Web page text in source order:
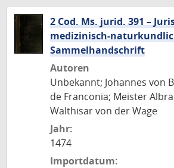
2 Cod. Ms. jurid. 391 –
medizinisch-
Sammelhandschrift
Autoren
Unbekannt; Johannes von
de Franconia; Meister
Walthisar von der Wage
Jahr:
1474
Importdatum: